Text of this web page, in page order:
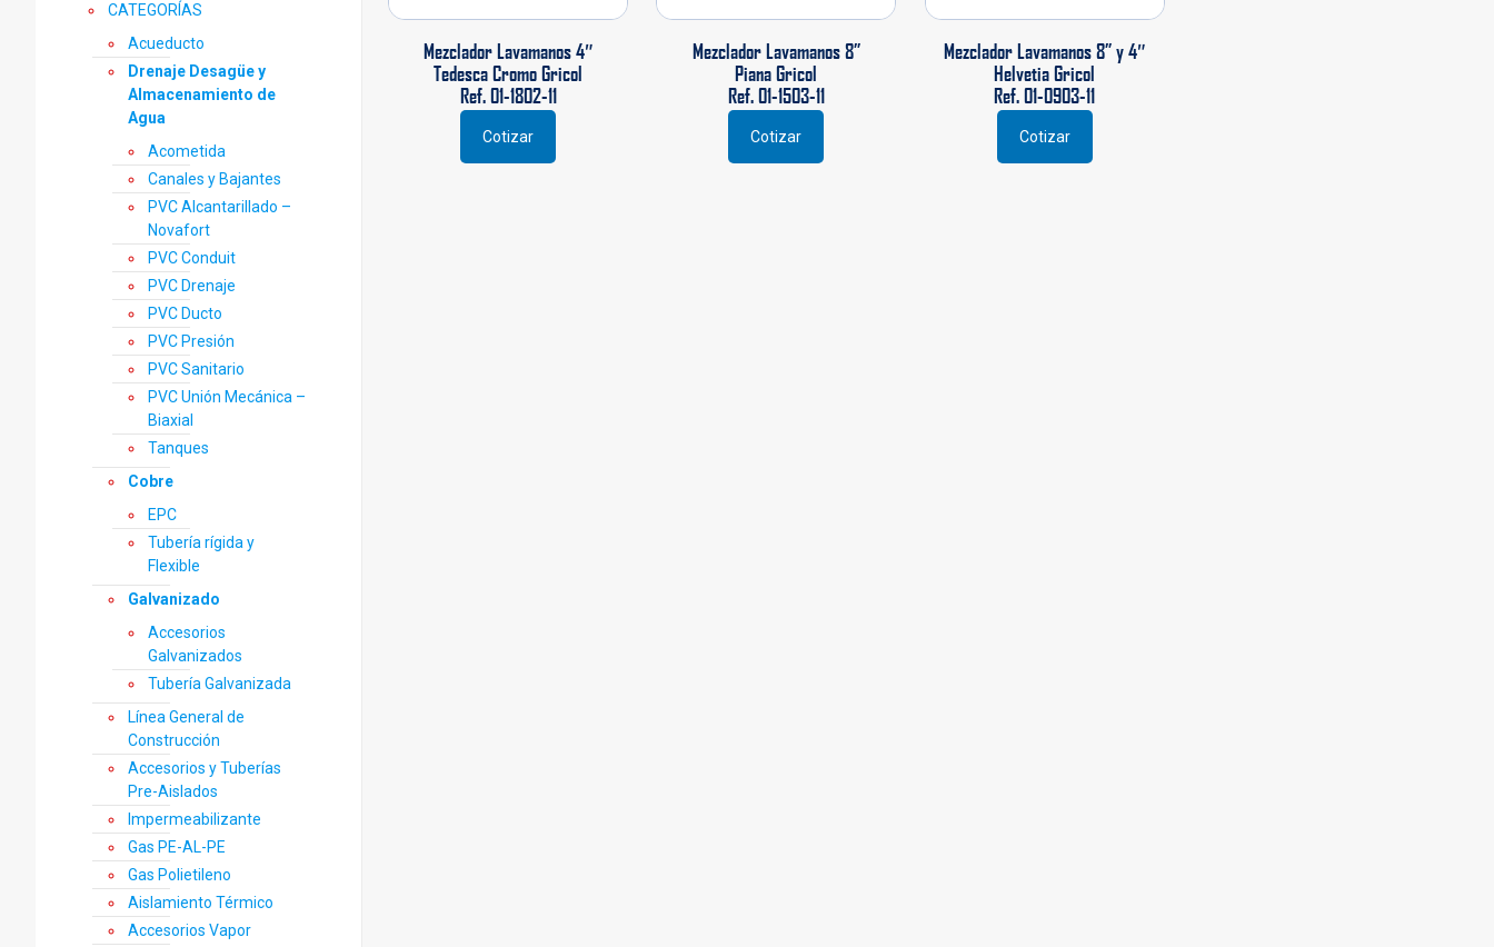
Mezclador Lavamanos 4″
Tedesca Cromo Gricol
Ref. 01-1802-11
Cotizar
Mezclador Lavamanos 8”
Piana Gricol
Ref. 01-1503-11
Cotizar
Mezclador Lavamanos 8” y 4″
Helvetia Gricol
Ref. 01-0903-11
Cotizar
CATEGORÍAS
Acueducto
Drenaje Desagüe y
Almacenamiento de
Agua
Acometida
Canales y Bajantes
PVC Alcantarillado –
Novafort
PVC Conduit
PVC Drenaje
PVC Ducto
PVC Presión
PVC Sanitario
PVC Unión Mecánica –
Biaxial
Tanques
Cobre
EPC
Tubería rígida y
Flexible
Galvanizado
Accesorios
Galvanizados
Tubería Galvanizada
Línea General de
Construcción
Accesorios y Tuberías
Pre-Aislados
Impermeabilizante
Gas PE-AL-PE
Gas Polietileno
Aislamiento Térmico
Accesorios Vapor